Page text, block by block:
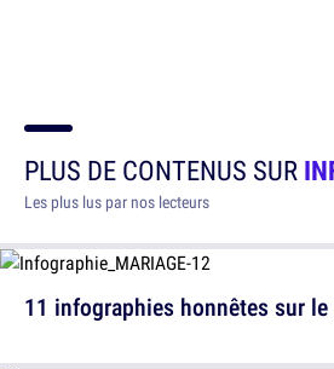
PLUS DE CONTENUS SUR
Les plus lus par nos lecteurs
11 infographies honnêtes sur le